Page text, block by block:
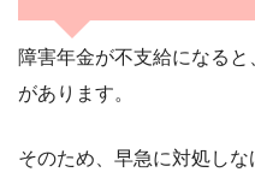
障害年金が不支給になる
があります。
そのため、早急に対処しな